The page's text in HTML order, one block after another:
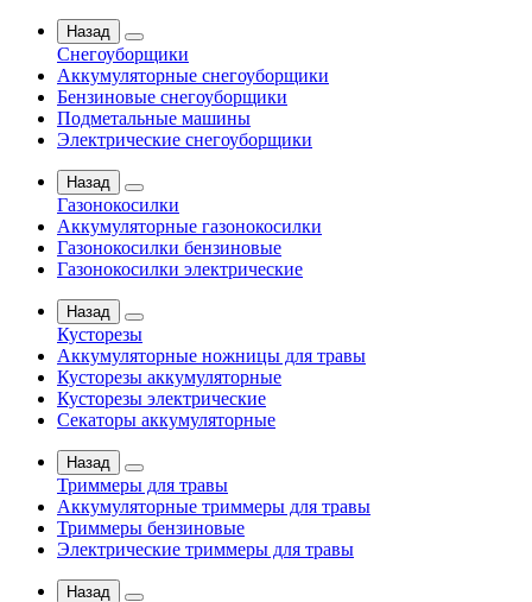
Назад
Снегоуборщики
Аккумуляторные снегоуборщики
Бензиновые снегоуборщики
Подметальные машины
Электрические снегоуборщики
Назад
Газонокосилки
Аккумуляторные газонокосилки
Газонокосилки бензиновые
Газонокосилки электрические
Назад
Кусторезы
Аккумуляторные ножницы для травы
Кусторезы аккумуляторные
Кусторезы электрические
Секаторы аккумуляторные
Назад
Триммеры для травы
Аккумуляторные триммеры для травы
Триммеры бензиновые
Электрические триммеры для травы
Назад